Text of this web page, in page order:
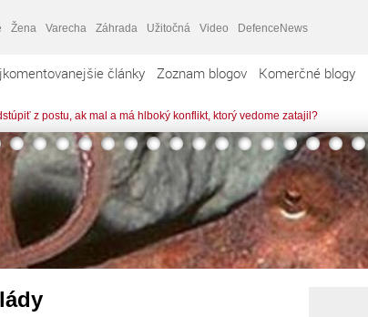
Žena Varecha Záhrada Užitočná Video DefenceNews
články Zoznam blogov Komerčné blogy
z postu, ak mal a má hlboký konflikt, ktorý vedome zatajil?